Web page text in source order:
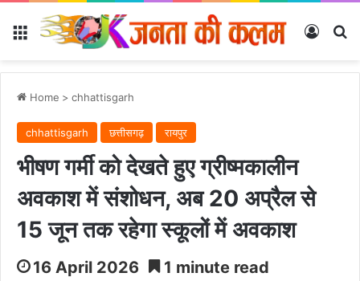
Menu Log In
Home > chhattisgarh
chhattisgarh छत्तीसगढ़ रायपुर
भीषण गर्मी को देखते हुए ग्रीष्मकालीन
अवकाश में संशोधन, अब 20 अप्रैल से
15 जून तक रहेगा स्कूलों में अवकाश
16 April 2026 1 minute read